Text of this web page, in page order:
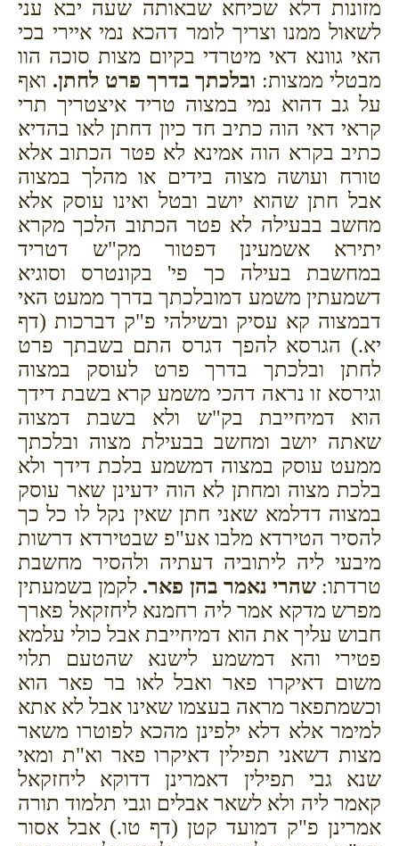
מזונות דלא שכיחא שבאותה שעה יבא עני
לשאול ממנו וצריך לומר דהכא נמי איירי בכי
האי גוונא דאי מיטרדי בקיום מצות סוכה הוו
מבטלי ממצות: ובלכתך בדרך פרט לחתן. ואף
על גב דהוא נמי במצוה טריד איצטריך תרי
קראי דאי הוה כתיב חד כיון דחתן לאו בהדיא
כתיב בקרא הוה אמינא לא פטר הכתוב אלא
טורח ועושה מצוה בידים או מהלך במצוה
אבל חתן שהוא יושב ובטל ואינו עוסק אלא
מחשב בבעילה לא פטר הכתוב הלכך מקרא
יתירא אשמעינן דפטור מק"ש דטריד
במחשבת בעילה כך פי' בקונטרס וסוגיא
דשמעתין משמע דמובלכתך בדרך ממעט האי
דבמצוה קא עסיק ובשילהי פ"ק דברכות (דף
יא.) הגרסא להפך דגרס התם בשבתך פרט
לחתן ובלכתך בדרך פרט לעוסק במצוה
וגירסא זו נראה דהכי משמע קרא בשבת דידך
הוא דמיחייבת בק"ש ולא בשבת דמצוה
שאתה יושב ומחשב בבעילת מצוה ובלכתך
ממעט עוסק במצוה דמשמע בלכת דידך ולא
בלכת מצוה ומחתן לא הוה ידעינן שאר עוסק
במצוה דדלמא שאני חתן שאין נקל לו כל כך
להסיר הטירדא מלבו אע"פ שבטירדא דרשות
מיבעי ליה ליתוביה דעתיה ולהסיר מחשבת
טרדתו:שהרי נאמר בהן פאר. לקמן בשמעתין
מפרש מדקא אמר ליה רחמנא ליחזקאל פארך
חבוש עליך את הוא דמיחייבת אבל כולי עלמא
פטירי והא דמשמע לישנא שהטעם תלוי
משום דאיקרו פאר ואבל לאו בר פאר הוא
וכשמתפאר מראה בעצמו שאינו אבל לא אתא
למימר אלא דלא ילפינן מהכא לפוטרו משאר
מצות דשאני תפילין דאיקרו פאר וא"ת ומאי
שנא גבי תפילין דאמרינן דדוקא ליחזקאל
קאמר ליה ולא לשאר אבלים וגבי תלמוד תורה
אמרינן פ"ק דמועד קטן (דף טו.) אבל אסור